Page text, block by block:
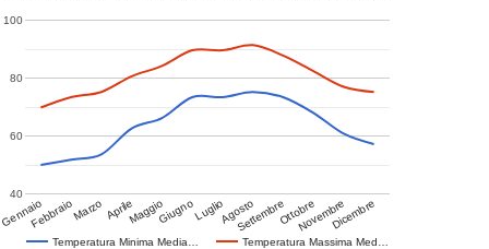
Temperatura Minima Media… Temperatura Massima Med…
GennaioFebbraioMarzo AprileMaggioGiugnoLuglioAgosto
SettembreOttobreNovembreDicembre
40
60
80
100